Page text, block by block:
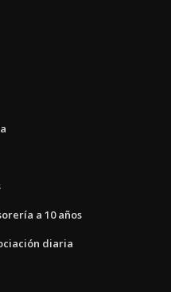
a 10 años
diaria